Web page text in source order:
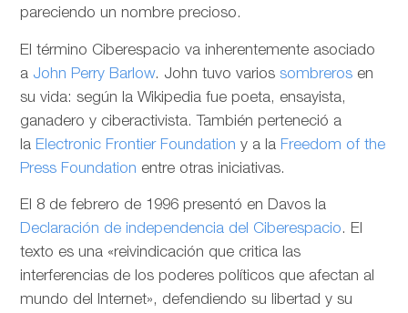
pareciendo un nombre precioso.
El término Ciberespacio va inherentemente asociado
a John Perry Barlow. John tuvo variossombreros en
su vida: según la Wikipedia fue poeta, ensayista,
ganadero y ciberactivista. También perteneció a
la Electronic Frontier Foundation y a la Freedom of the
Press Foundation entre otras iniciativas.
El 8 de febrero de 1996 presentó en Davos la
Declaración de independencia del Ciberespacio. El
texto es una «reivindicación que critica las
interferencias de los poderes políticos que afectan al
mundo del Internet», defendiendo su libertad y su